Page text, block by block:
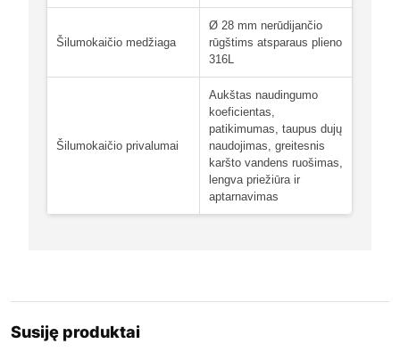
Šilumokaičio medžiaga
Ø 28 mm nerūdijančio
rūgštims atsparaus plieno
316L
Šilumokaičio privalumai
Aukštas naudingumo
koeficientas,
patikimumas, taupus dujų
naudojimas, greitesnis
karšto vandens ruošimas,
lengva priežiūra ir
aptarnavimas
Susiję produktai